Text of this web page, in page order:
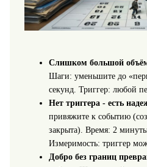
Слишком большой объём
Шаги: уменьшите до
секунд. Триггер: любой
Нет триггера - есть
привяжите к событию
закрыта). Время: 2
Измеримость: триггер
Добро без границ